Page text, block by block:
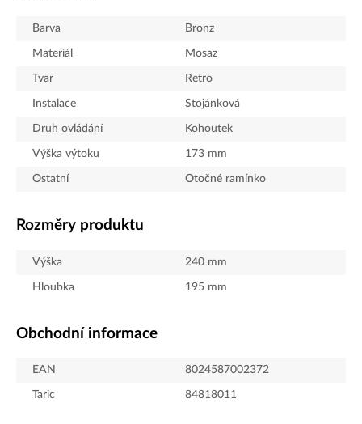
Barva Bronz
Materiál Mosaz
Tvar Retro
Instalace Stojánková
Druh ovládání Kohoutek
Výška výtoku 173 mm
Ostatní Otočné ramínko
Rozměry produktu
Výška 240 mm
Hloubka 195 mm
Obchodní informace
EAN 8024587002372
Taric 84818011